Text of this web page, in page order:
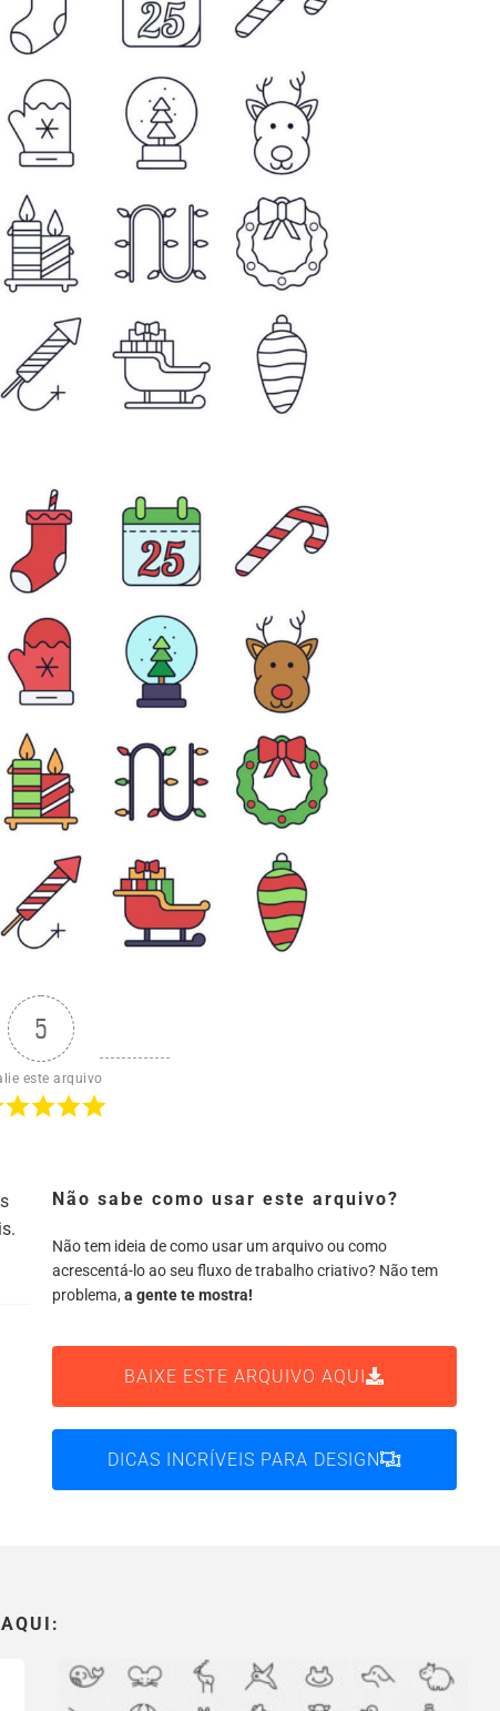
5
este arquivo
Não sabe como usar este arquivo?
Não tem ideia de como usar um arquivo ou como
acrescentá-lo ao seu fluxo de trabalho criativo? Não tem
problema, a gente te mostra!
BAIXE ESTE ARQUIVO AQUI
DICAS INCRÍVEIS PARA DESIGN